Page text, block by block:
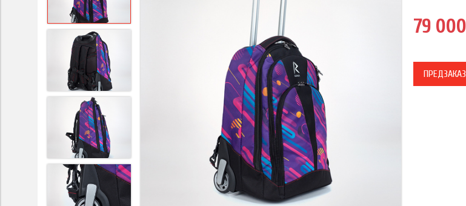
79
ПРЕДЗАКАЗ